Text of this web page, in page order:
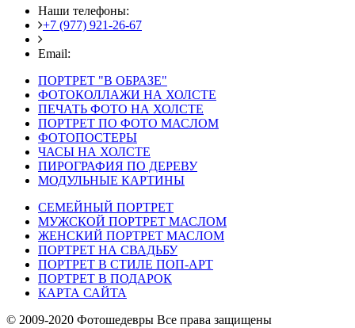
Наши телефоны:
+7 (977) 921-26-67
Email:
ПОРТРЕТ "В ОБРАЗЕ"
ФОТОКОЛЛАЖИ НА ХОЛСТЕ
ПЕЧАТЬ ФОТО НА ХОЛСТЕ
ПОРТРЕТ ПО ФОТО МАСЛОМ
ФОТОПОСТЕРЫ
ЧАСЫ НА ХОЛСТЕ
ПИРОГРАФИЯ ПО ДЕРЕВУ
МОДУЛЬНЫЕ КАРТИНЫ
СЕМЕЙНЫЙ ПОРТРЕТ
МУЖСКОЙ ПОРТРЕТ МАСЛОМ
ЖЕНСКИЙ ПОРТРЕТ МАСЛОМ
ПОРТРЕТ НА СВАДЬБУ
ПОРТРЕТ В СТИЛЕ ПОП-АРТ
ПОРТРЕТ В ПОДАРОК
КАРТА САЙТА
© 2009-2020 Фотошедевры Все права защищены